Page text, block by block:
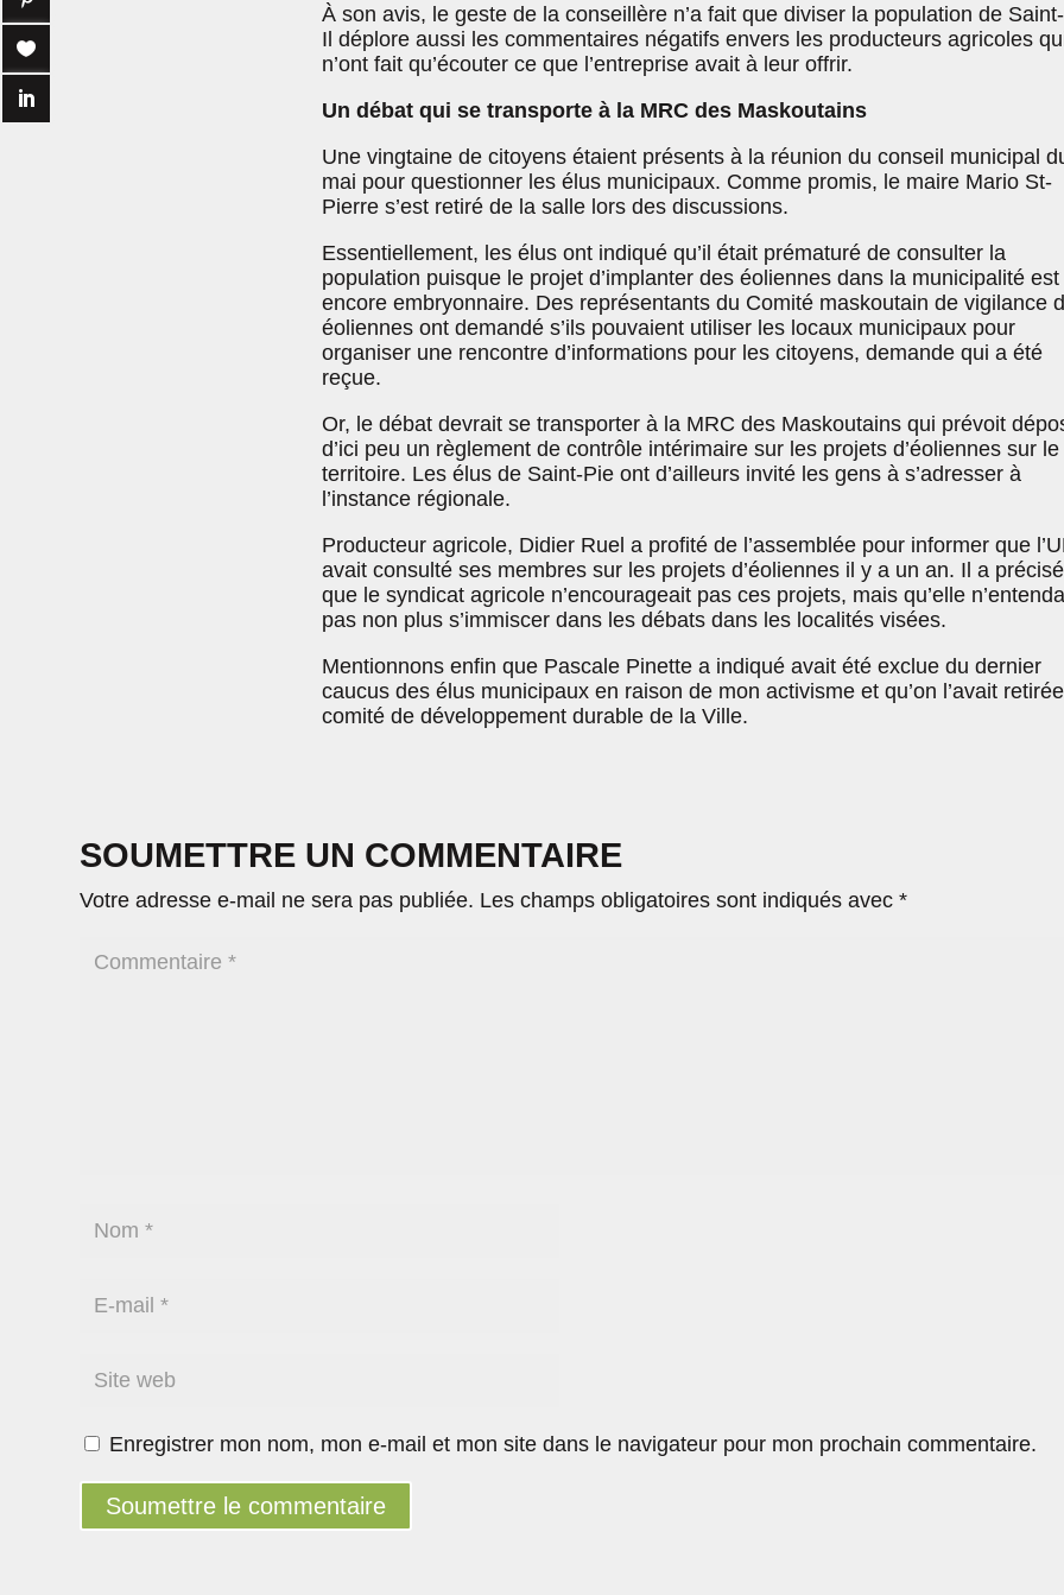
À son avis, le geste de la conseillère n’a fait que diviser la population de
Il déplore aussi les commentaires négatifs envers les producteurs agricoles
n’ont fait qu’écouter ce que l’entreprise avait à leur offrir.
Un débat qui se transporte à la MRC des Maskoutains
Une vingtaine de citoyens étaient présents à la réunion du conseil municipal
mai pour questionner les élus municipaux. Comme promis, le maire Mario St-
Pierre s’est retiré de la salle lors des discussions.
Essentiellement, les élus ont indiqué qu’il était prématuré de consulter la
population puisque le projet d’implanter des éoliennes dans la municipalité est
encore embryonnaire. Des représentants du Comité maskoutain de vigilance
éoliennes ont demandé s’ils pouvaient utiliser les locaux municipaux pour
organiser une rencontre d’informations pour les citoyens, demande qui a été
reçue.
Or, le débat devrait se transporter à la MRC des Maskoutains qui prévoit
d’ici peu un règlement de contrôle intérimaire sur les projets d’éoliennes sur le
territoire. Les élus de Saint-Pie ont d’ailleurs invité les gens à s’adresser à
l’instance régionale.
Producteur agricole, Didier Ruel a profité de l’assemblée pour informer que
avait consulté ses membres sur les projets d’éoliennes il y a un an. Il a précisé
que le syndicat agricole n’encourageait pas ces projets, mais qu’elle
pas non plus s’immiscer dans les débats dans les localités visées.
Mentionnons enfin que Pascale Pinette a indiqué avait été exclue du dernier
caucus des élus municipaux en raison de mon activisme et qu’on l’avait
comité de développement durable de la Ville.
SOUMETTRE UN COMMENTAIRE
Votre adresse e-mail ne sera pas publiée. Les champs obligatoires sont indiqués avec*
Enregistrer mon nom, mon e-mail et mon site dans le navigateur pour mon prochain commentaire.
Soumettre le commentaire